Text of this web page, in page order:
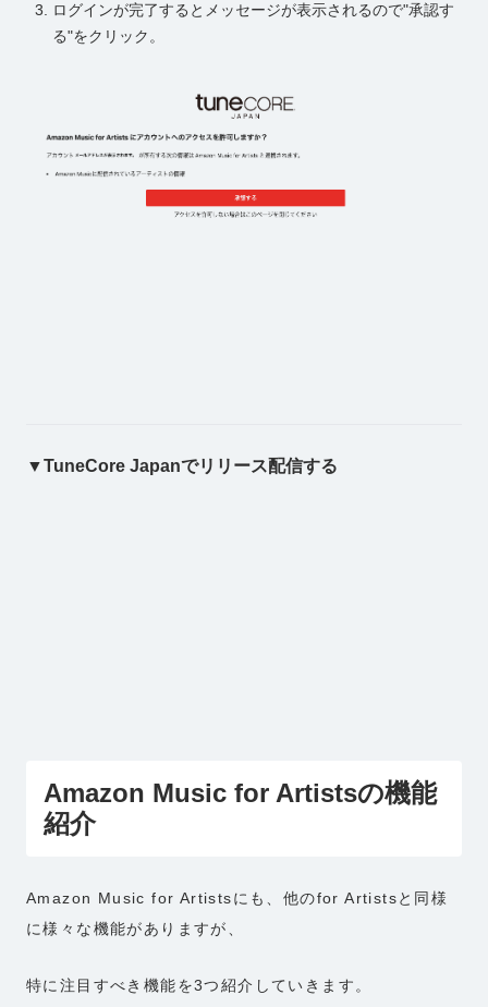
ログインが完了するとメッセージが表示されるので"承認す
る"をクリック。
▼TuneCore Japanでリリース配信する
Amazon Music for Artistsの機能
紹介
Amazon Music for Artistsにも、他のfor Artistsと同様
に様々な機能がありますが、
特に注目すべき機能を3つ紹介していきます。